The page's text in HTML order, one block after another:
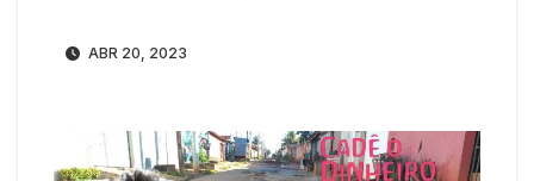
ABR 20, 2023